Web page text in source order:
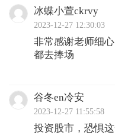
冰蝶小萱ckrvy
2023-12-27 12:30:03
非常感谢老师细
都去捧场
谷冬en冷安
2023-12-27 11:55:58
投资股市，恐惧